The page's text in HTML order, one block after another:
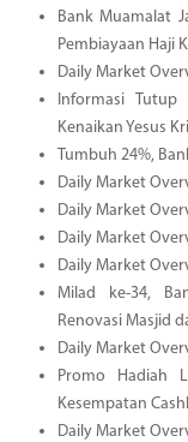
Bank Muamalat
Pembiayaan Haji
Daily Market
Informasi
Kenaikan Yesus
Tumbuh 24%,
Daily Market
Daily Market
Daily Market
Daily Market
Milad ke-34,
Renovasi Masjid
Daily Market
Promo Hadiah
Kesempatan
Daily Market